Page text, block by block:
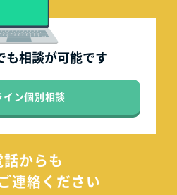
も相談が可能です
イン個別相談
からも
連絡ください